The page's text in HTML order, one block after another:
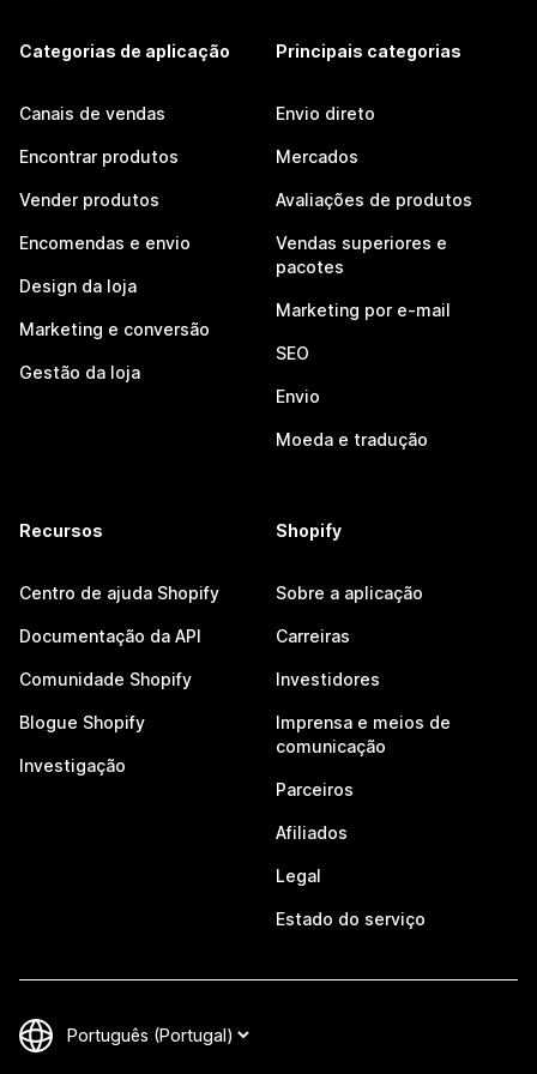
Categorias de aplicação
Canais de vendas
Encontrar produtos
Vender produtos
Encomendas e envio
Design da loja
Marketing e conversão
Gestão da loja
Principais categorias
Envio direto
Mercados
Avaliações de produtos
Vendas superiores e
pacotes
Marketing por e-mail
SEO
Envio
Moeda e tradução
Recursos
Centro de ajuda Shopify
Documentação da API
Comunidade Shopify
Blogue Shopify
Investigação
Shopify
Sobre a aplicação
Carreiras
Investidores
Imprensa e meios de
comunicação
Parceiros
Afiliados
Legal
Estado do serviço